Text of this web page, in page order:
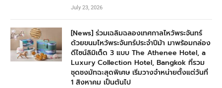
July 23, 2026
[News] ร่วมเฉลิมฉลองเทศกาลไหว้พระจันทร์
ด้วยขนมไหว้พระจันทร์ประจำปีม้า มาพร้อมกล่อง
ดีไซน์ลิมิเต็ด 3 แบบ The Athenee Hotel, a
Luxury Collection Hotel, Bangkok ที่รวม
ชุดชงมัทฉะสุดพิเศษ เริ่มวางจำหน่ายตั้งแต่วันที่
1 สิงหาคม เป็นต้นไป